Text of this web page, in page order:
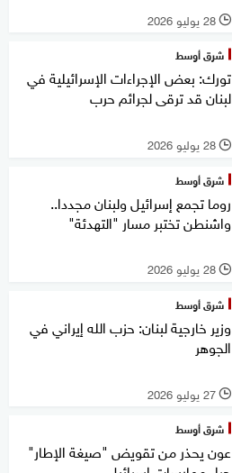
l 28 يوليو 2026
شرق أوسط
تورك: بعض الإجراءات الإسرائيلية في
لبنان قد ترقى لجرائم حرب
l 28 يوليو 2026
شرق أوسط
روما تجمع إسرائيل ولبنان مجددا..
واشنطن تختبر مسار "التهدئة"
l 28 يوليو 2026
شرق أوسط
وزير خارجية لبنان: حزب الله إيراني في
الجوهر
l 27 يوليو 2026
شرق أوسط
عون يحذر من تقويض "صيغة الإطار"